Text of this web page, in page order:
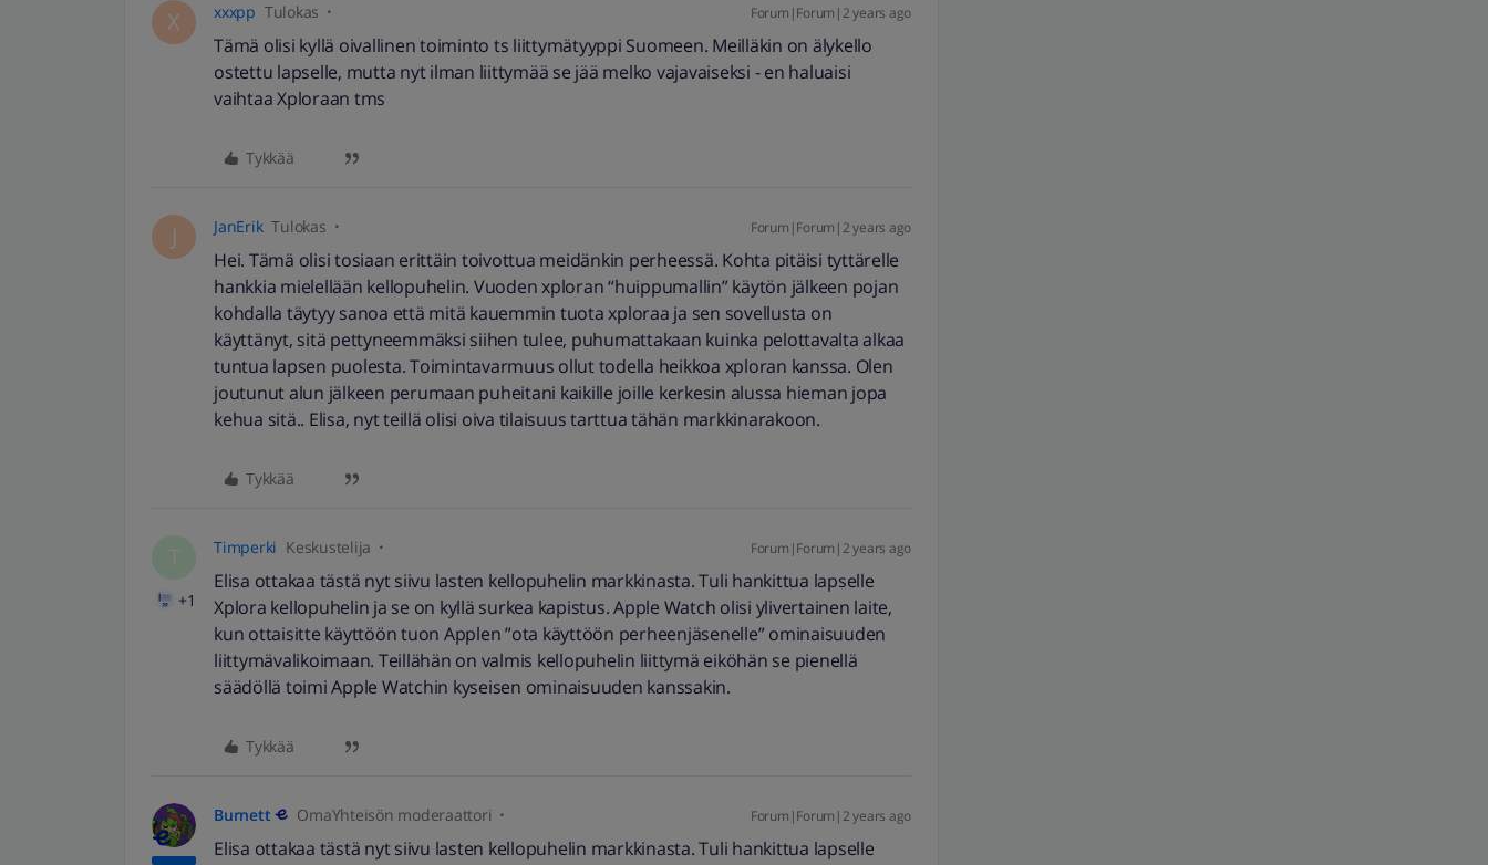
X xxxpp Tulokas Forum|Forum|2 years ago
Tämä olisi kyllä oivallinen toiminto ts liittymätyyppi Suomeen. Meilläkin on älykello
ostettu lapselle, mutta nyt ilman liittymää se jää melko vajavaiseksi - en haluaisi
vaihtaa Xploraan tms
Tykkää
J JanErik Tulokas Forum|Forum|2 years ago
Hei. Tämä olisi tosiaan erittäin toivottua meidänkin perheessä. Kohta pitäisi tyttärelle
hankkia mielellään kellopuhelin. Vuoden xploran “huippumallin” käytön jälkeen pojan
kohdalla täytyy sanoa että mitä kauemmin tuota xploraa ja sen sovellusta on
käyttänyt, sitä pettyneemmäksi siihen tulee, puhumattakaan kuinka pelottavalta alkaa
tuntua lapsen puolesta. Toimintavarmuus ollut todella heikkoa xploran kanssa. Olen
joutunut alun jälkeen perumaan puheitani kaikille joille kerkesin alussa hieman jopa
kehua sitä.. Elisa, nyt teillä olisi oiva tilaisuus tarttua tähän markkinarakoon.
Tykkää
+1
Timperki Keskustelija Forum|Forum|2 years ago
Elisa ottakaa tästä nyt siivu lasten kellopuhelin markkinasta. Tuli hankittua lapselle
Xplora kellopuhelin ja se on kyllä surkea kapistus. Apple Watch olisi ylivertainen laite,
kun ottaisitte käyttöön tuon Applen ”ota käyttöön perheenjäsenelle” ominaisuuden
liittymävalikoimaan. Teillähän on valmis kellopuhelin liittymä eiköhän se pienellä
säädöllä toimi Apple Watchin kyseisen ominaisuuden kanssakin.
Tykkää
Burnett OmaYhteisön moderaattori Forum|Forum|2 years ago
Elisa ottakaa tästä nyt siivu lasten kellopuhelin markkinasta. Tuli hankittua lapselle